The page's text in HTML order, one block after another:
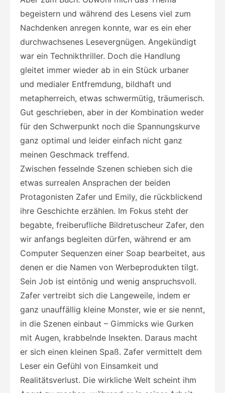
begeistern und während des Lesens viel zum
Nachdenken anregen konnte, war es ein eher
durchwachsenes Lesevergnügen. Angekündigt
war ein Technikthriller. Doch die Handlung
gleitet immer wieder ab in ein Stück urbaner
und medialer Entfremdung, bildhaft und
metapherreich, etwas schwermütig, träumerisch.
Gut geschrieben, aber in der Kombination weder
für den Schwerpunkt noch die Spannungskurve
ganz optimal und leider einfach nicht ganz
meinen Geschmack treffend.
Zwischen fesselnde Szenen schieben sich die
etwas surrealen Ansprachen der beiden
Protagonisten Zafer und Emily, die rückblickend
ihre Geschichte erzählen. Im Fokus steht der
begabte, freiberufliche Bildretuscheur Zafer, den
wir anfangs begleiten dürfen, während er am
Computer Sequenzen einer Soap bearbeitet, aus
denen er die Namen von Werbeprodukten tilgt.
Sein Job ist eintönig und wenig anspruchsvoll.
Zafer vertreibt sich die Langeweile, indem er
ganz unauffällig kleine Monster, wie er sie nennt,
in die Szenen einbaut – Gimmicks wie Gurken
mit Augen, krabbelnde Insekten. Daraus macht
er sich einen kleinen Spaß. Zafer vermittelt dem
Leser ein Gefühl von Einsamkeit und
Realitätsverlust. Die wirkliche Welt scheint ihm